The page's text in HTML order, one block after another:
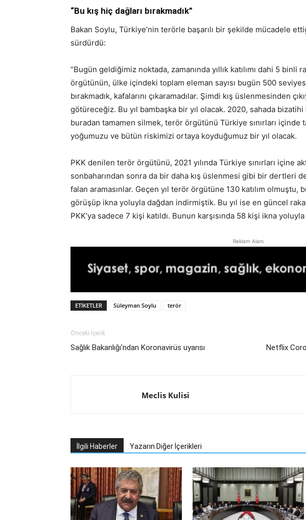
“Bu kış hiç dağları bırakmadık”
Bakan Soylu, Türkiye’nin terörle başarılı bir şekilde mücadele
sürdürdü:
“Bugün geldiğimiz noktada, zamanında yıllık katılımı dahi 5 binli
örgütünün, ülke içindeki toplam eleman sayısı bugün 500
bırakmadık, kafalarını çıkaramadılar. Şimdi kış üslenmesinden
götüreceğiz. Bu yıl bambaşka bir yıl olacak. 2020, sahada
buradan tamamen silmek, terör örgütünü Türkiye sınırları içinde
yoğumuzu ve bütün riskimizi ortaya koyduğumuz bir yıl olacak.
PKK denilen terör örgütünü, 2021 yılında Türkiye sınırları içine
sonbaharından sonra da bir daha kış üslenmesi gibi bir dertleri
falan aramasınlar. Geçen yıl terör örgütüne 130 katılım olmuştu,
görüşüp ikna yoluyla dağdan indirmiştik. Bu yıl ise en güncel
PKK’ya sadece 7 kişi katıldı. Bunun karşısında 58 kişi ikna
Reklam Alanı
ETIKETLER Süleyman Soylu terör
Önceki İçerik
Sağlık Bakanlığı’ndan Koronavirüs uyarısı Netflix
Meclis Kulisi
İlgili Haberler Yazarın Diğer İçerikleri